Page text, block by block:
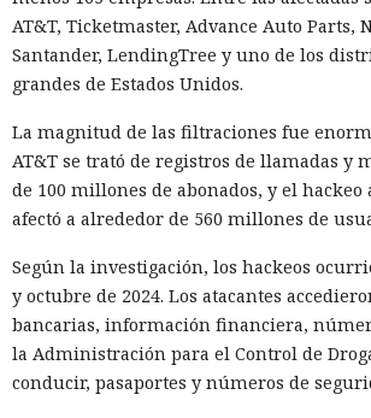
AT&T, Ticketmaster, Advance Auto Parts,
Santander, LendingTree y uno de los
grandes de Estados Unidos.
La magnitud de las filtraciones fue
AT&T se trató de registros de llamadas y
de 100 millones de abonados, y el
afectó a alrededor de 560 millones de
Según la investigación, los hackeos
y octubre de 2024. Los atacantes
bancarias, información financiera,
la Administración para el Control de
conducir, pasaportes y números de